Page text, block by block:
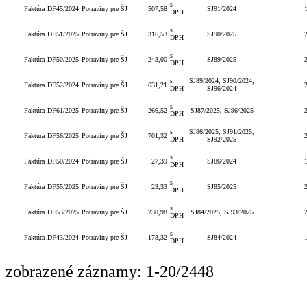
Faktúra DF45/2024 Potraviny pre ŠJ 507,58
s
DPH
SJ91/2024
Faktúra DF51/2025 Potraviny pre ŠJ 316,53
s
DPH
SJ90/2025
Faktúra DF50/2025 Potraviny pre ŠJ 243,00
s
DPH
SJ89/2025
Faktúra DF52/2024 Potraviny pre ŠJ 631,21
s
DPH
SJ89/2024, SJ90/2024,
SJ96/2024
Faktúra DF61/2025 Potraviny pre ŠJ 266,52
s
DPH
SJ87/2025, SJ96/2025
Faktúra DF56/2025 Potraviny pre ŠJ 701,32
s
DPH
SJ86/2025, SJ91/2025,
SJ92/2025
Faktúra DF50/2024 Potraviny pre ŠJ 27,39
s
DPH
SJ86/2024
Faktúra DF55/2025 Potraviny pre ŠJ 23,33
s
DPH
SJ85/2025
Faktúra DF53/2025 Potraviny pre ŠJ 230,98
s
DPH
SJ84/2025, SJ93/2025
Faktúra DF43/2024 Potraviny pre ŠJ 178,32
s
DPH
SJ84/2024
zobrazené záznamy: 1-20/2448